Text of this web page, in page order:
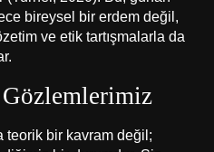
bireysel bir erdem değil,
ve etik tartışmalarla da
teorik bir kavram değil;